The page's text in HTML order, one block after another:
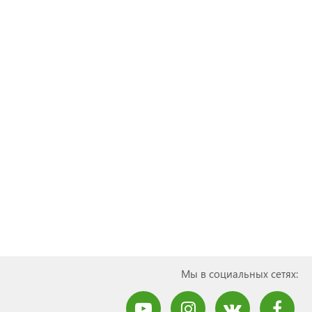
Мы в социальных сетях: